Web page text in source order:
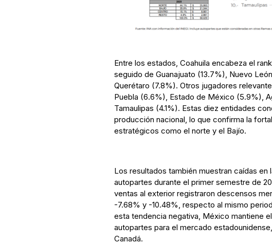
Entre los estados, Coahuila encabeza el
seguido de Guanajuato (13.7%), Nuevo
Querétaro (7.8%). Otros jugadores
Puebla (6.6%), Estado de México (5.9%),
Tamaulipas (4.1%). Estas diez entidades
producción nacional, lo que confirma la
estratégicos como el norte y el Bajío.
Los resultados también muestran caídas
autopartes durante el primer semestre de
ventas al exterior registraron descensos
-7.68% y -10.48%, respecto al mismo
esta tendencia negativa, México mantiene
autopartes para el mercado
Canadá.